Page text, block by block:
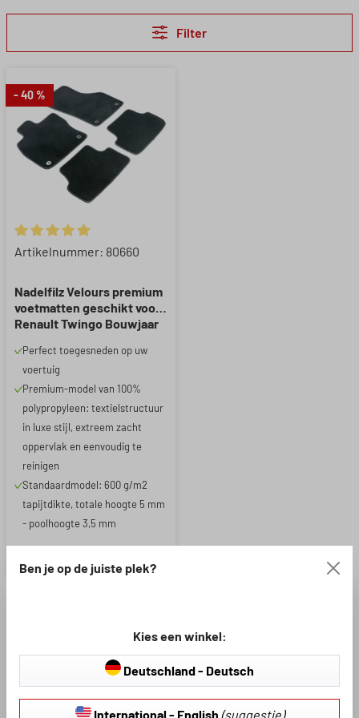
Filter
- 40 %
Gemiddelde waardering van 5 van 5 sterren
Artikelnummer: 80660
Nadelfilz Velours premium
voetmatten geschikt voor
Renault Twingo Bouwjaar
Perfect toegesneden op uw
voertuig
Premium-model van 100%
polypropyleen: textielstructuur
in luxe stijl, extreem zacht
oppervlak en eenvoudig te
reinigen
Standaardmodel: 600 g/m2
tapijtdikte, totale hoogte 5 mm
- poolhoogte 3,5 mm
Ben je op de juiste plek?
Kies een winkel:
Deutschland - Deutsch
International - English (suggestie)